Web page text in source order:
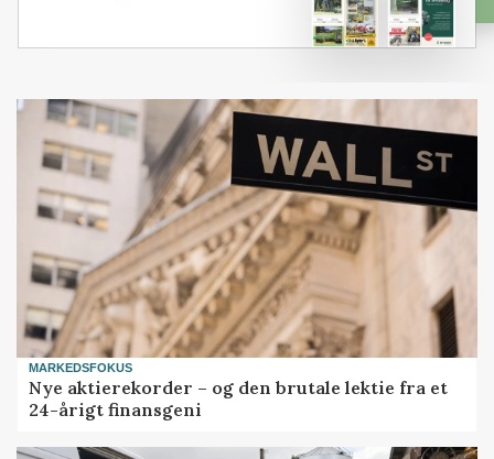
MARKEDSFOKUS
Nye aktierekorder – og den brutale lektie fra et
24-årigt finansgeni